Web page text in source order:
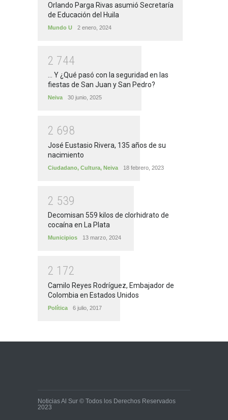
Orlando Parga Rivas asumió Secretaría
de Educación del Huila
Mundo U 2 enero, 2024
2 744
... Y ¿Qué pasó con la seguridad en las
fiestas de San Juan y San Pedro?
Neiva 30 junio, 2025
2 698
José Eustasio Rivera, 135 años de su
nacimiento
Ciudadano, Cultura, Neiva 18 febrero, 2023
2 539
Decomisan 559 kilos de clorhidrato de
cocaína en La Plata
Municipios 13 marzo, 2024
2 1 72
Camilo Reyes Rodríguez, Embajador de
Colombia en Estados Unidos
Política 6 julio, 2017
Noticias Al Sur © Todos los Derechos Reservados
2023